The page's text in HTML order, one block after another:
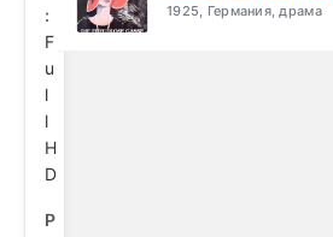
:
F
u
l
l
H
D
Р
1925, Германия, драма